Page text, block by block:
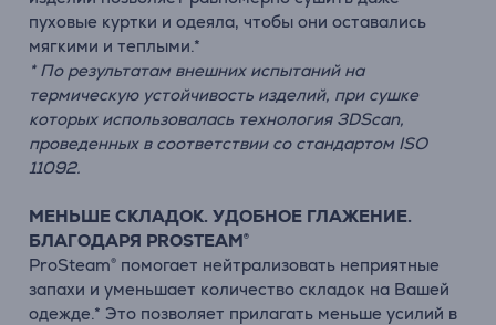
пуховые куртки и одеяла, чтобы они оставались
мягкими и теплыми.*
* По результатам внешних испытаний на
термическую устойчивость изделий, при сушке
которых использовалась технология 3DScan,
проведенных в соответствии со стандартом ISO
11092.
МЕНЬШЕ СКЛАДОК. УДОБНОЕ ГЛАЖЕНИЕ.
БЛАГОДАРЯ PROSTEAM®
ProSteam® помогает нейтрализовать неприятные
запахи и уменьшает количество складок на Вашей
одежде.* Это позволяет прилагать меньше усилий в